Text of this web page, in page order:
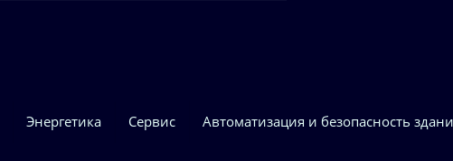
Энергетика Сервис Автоматизация и безопасность